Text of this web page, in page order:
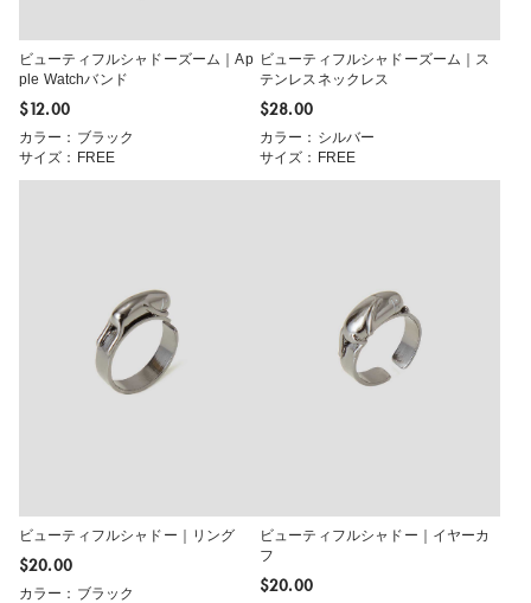
ビューティフルシャドーズーム｜Ap
ple Watchバンド
$‌12.00
カラー：ブラック
サイズ：FREE
ビューティフルシャドーズーム｜ス
テンレスネックレス
$‌28.00
カラー：シルバー
サイズ：FREE
ビューティフルシャドー｜リング
$‌20.00
カラー：ブラック
ビューティフルシャドー｜イヤーカ
フ
$‌20.00